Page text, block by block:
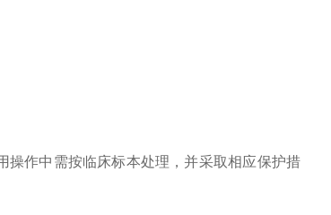
操作中需按临床标本处理，并采取相应保护措